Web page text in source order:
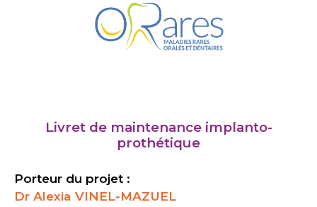
Livret de maintenance implanto-
prothétique
Porteur du projet :
Dr Alexia VINEL-MAZUEL